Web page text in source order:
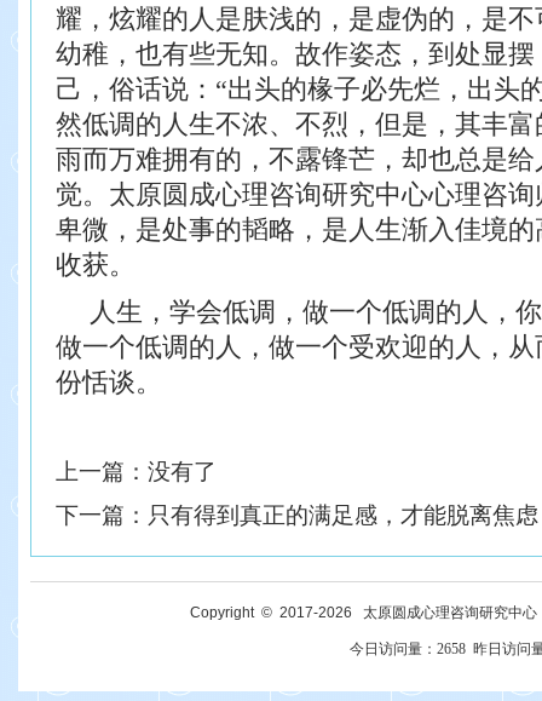
耀，炫耀的人是肤浅的，是虚伪的，是不
幼稚，也有些无知。故作姿态，到处显
己，俗话说：“出头的椽子必先烂，出头
然低调的人生不浓、不烈，但是，其丰
雨而万难拥有的，不露锋芒，却也总是
觉。太原圆成心理咨询研究中心心理咨
卑微，是处事的韬略，是人生渐入佳境
收获。
人生，学会低调，做一个低调的人，
做一个低调的人，做一个受欢迎的人，
份恬谈。
上一篇： 没有了
下一篇： 只有得到真正的满足感，才能脱离焦虑
Copyright © 2017-2026 太原圆成心理咨询研究中
今日访问量： 2658 昨日访问